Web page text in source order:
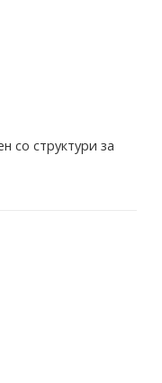
со структури за